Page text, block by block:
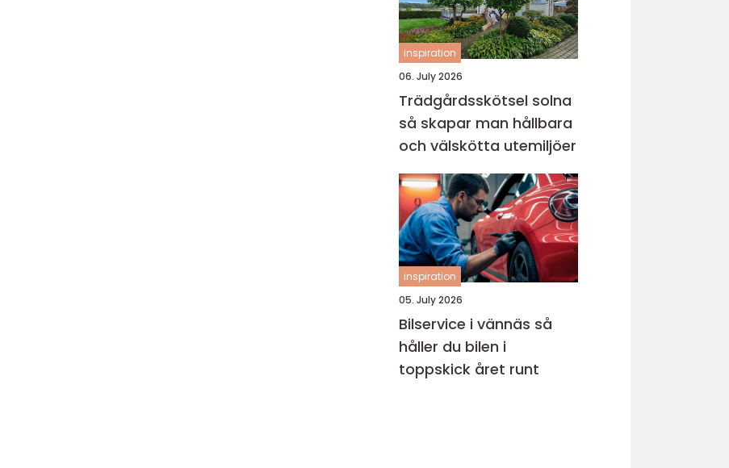
inspiration
06. July 2026
Trädgårdsskötsel solna
så skapar man hållbara
och välskötta utemiljöer
inspiration
05. July 2026
Bilservice i vännäs så
håller du bilen i
toppskick året runt